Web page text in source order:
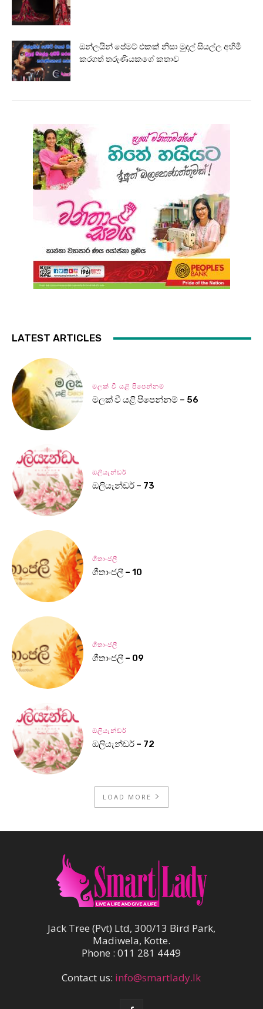
ඔන්ලයින් පේමට් එකක් නිසා මුදල් සියල්ල අහිමි
කරගත් තරුණියකගේ කතාව
LATEST ARTICLES
මලක් වී යළි පිපෙන්නම්
මලක් වී යළි පිපෙන්නම් – 56
ඔලියැන්ඩර්
ඔලියැන්ඩර් – 73
ගීතාංජලී
ගීතාංජලී – 10
ගීතාංජලී
ගීතාංජලී – 09
ඔලියැන්ඩර්
ඔලියැන්ඩර් – 72
LOAD MORE
Jack Tree (Pvt) Ltd, 300/13 Bird Park,
Madiwela, Kotte.
Phone : 011 281 4449
Contact us: info@smartlady.lk